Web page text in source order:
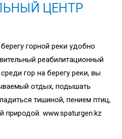
ЦЕНТР
горной реки удобно
реабилитационный
гор на берегу реки, вы
отдых, подышать
тишиной, пением птиц,
природой. www.spaturgen.kz